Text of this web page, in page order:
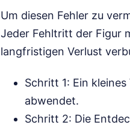
Um diesen Fehler zu
Jeder Fehltritt der Figur
langfristigen Verlust
Schritt 1: Ein
abwendet.
Schritt 2: Die